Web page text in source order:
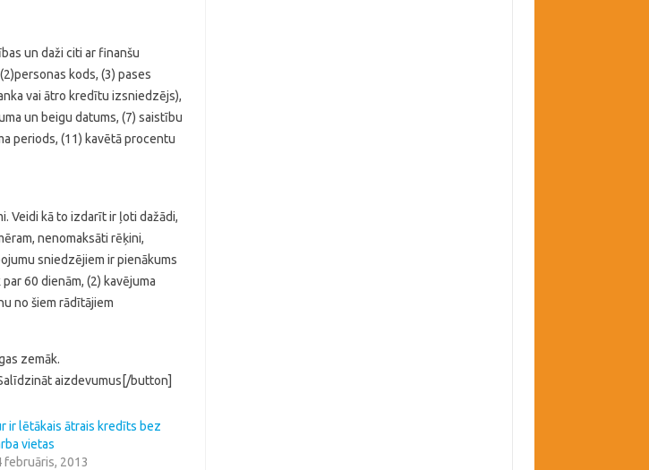
un daži citi ar finanšu
kods, (3) pases
vai ātro kredītu izsniedzējs),
un beigu datums, (7) saistību
periods, (11) kavētā procentu
Veidi kā to izdarīt ir ļoti dažādi,
nenomaksāti rēķini,
sniedzējiem ir pienākums
60 dienām, (2) kavējuma
no šiem rādītājiem
zemāk.
aizdevumus[/button]
ir lētākais ātrais kredīts bez
vietas
februāris, 2013